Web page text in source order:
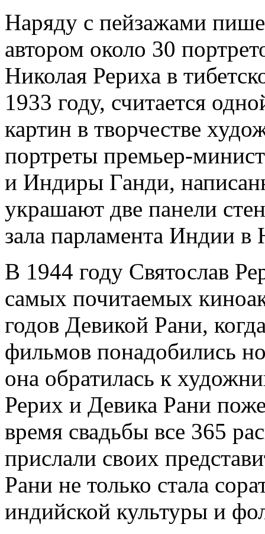
Наряду с пейзажами
автором около 30
Николая Рериха в
1933 году, считается
картин в творчестве
портреты премьер-
и Индиры Ганди,
украшают две панели
зала парламента Индии
В 1944 году Святослав
самых почитаемых
годов Девикой Рани,
фильмов понадобились
она обратилась к
Рерих и Девика Рани
время свадьбы все 365
прислали своих
Рани не только стала
индийской культуры и